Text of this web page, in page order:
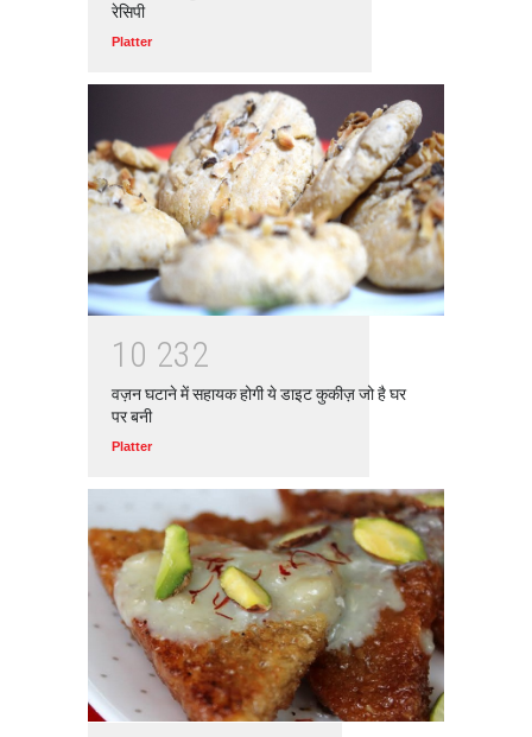
रेसिपी
Platter
1 0 232
वज़न घटाने में सहायक होगी ये डाइट कुकीज़ जो है घर
पर बनी
Platter